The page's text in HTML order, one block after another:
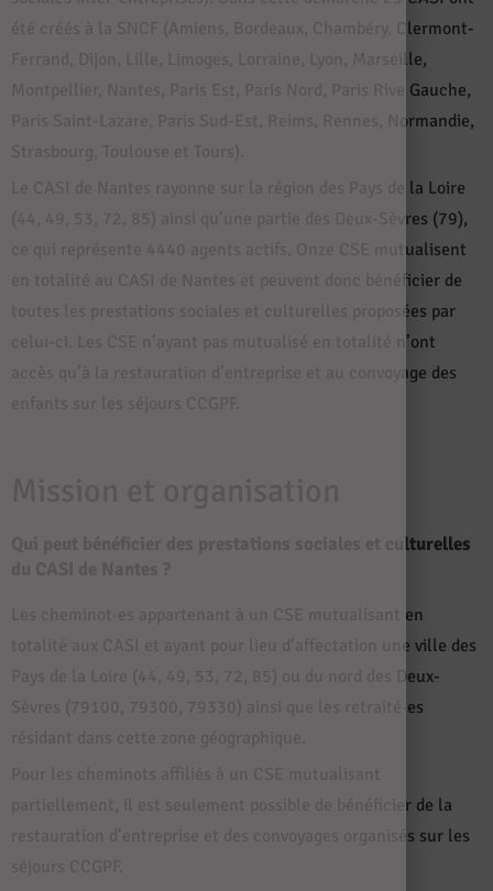
été créés à la SNCF (Amiens, Bordeaux, Chambéry, Clermont-
Ferrand, Dijon, Lille, Limoges, Lorraine, Lyon, Marseille,
Montpellier, Nantes, Paris Est, Paris Nord, Paris Rive Gauche,
Paris Saint-Lazare, Paris Sud-Est, Reims, Rennes, Normandie,
Le CASI de Nantes rayonne sur la région des Pays de la Loire
(44, 49, 53, 72, 85) ainsi qu’une partie des Deux-Sèvres (79),
ce qui représente 4440 agents actifs. Onze CSE mutualisent
en totalité au CASI de Nantes et peuvent donc bénéficier de
toutes les prestations sociales et culturelles proposées par
celui-ci. Les CSE n’ayant pas mutualisé en totalité n’ont
accès qu’à la restauration d’entreprise et au convoyage des
Qui peut bénéficier des prestations sociales et culturelles
Les cheminot·es appartenant à un CSE mutualisant en
totalité aux CASI et ayant pour lieu d’affectation une ville des
Pays de la Loire (44, 49, 53, 72, 85) ou du nord des Deux-
Sèvres (79100, 79300, 79330) ainsi que les retraité·es
partiellement, il est seulement possible de bénéficier de la
restauration d’entreprise et des convoyages organisés sur les